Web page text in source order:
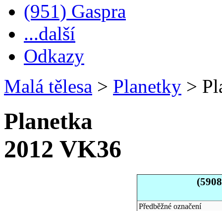
(951) Gaspra
...další
Odkazy
Malá tělesa > Planetky >
Planetka
2012 VK36
Předběžné označení